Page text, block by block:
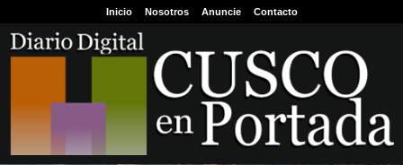
Inicio Nosotros Anuncie Contacto